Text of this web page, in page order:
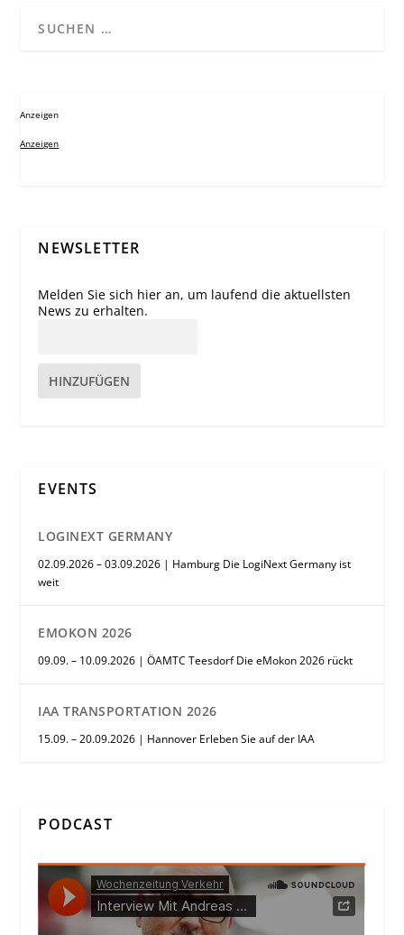
Anzeigen
Anzeigen
NEWSLETTER
Melden Sie sich hier an, um laufend die aktuellsten
News zu erhalten.
HINZUFÜGEN
EVENTS
LOGINEXT GERMANY
02.09.2026 – 03.09.2026 | Hamburg Die LogiNext Germany ist
weit
EMOKON 2026
09.09. – 10.09.2026 | ÖAMTC Teesdorf Die eMokon 2026 rückt
IAA TRANSPORTATION 2026
15.09. – 20.09.2026 | Hannover Erleben Sie auf der IAA
PODCAST